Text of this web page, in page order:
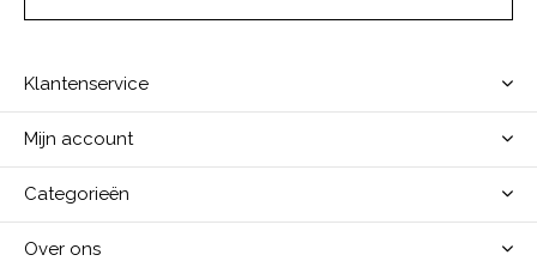
Klantenservice
Mijn account
Categorieën
Over ons